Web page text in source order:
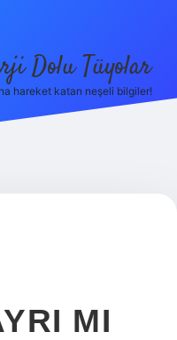
Dolu Tüyolar
hareket katan neşeli bilgiler!
MI